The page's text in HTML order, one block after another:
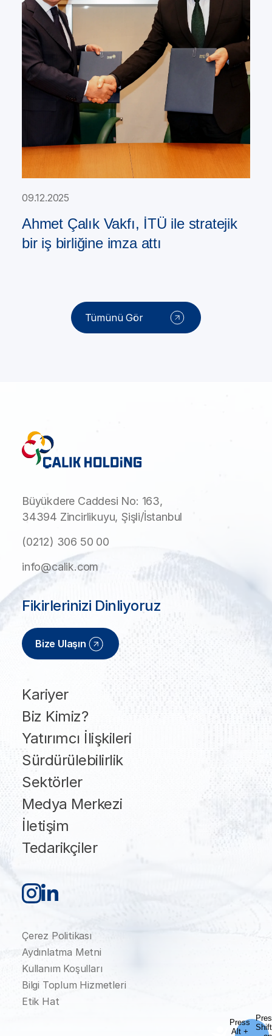
09.12.2025
Ahmet Çalık Vakfı, İTÜ ile stratejik
bir iş birliğine imza attı
Tümünü Gör
Büyükdere Caddesi No: 163,
34394 Zincirlikuyu, Şişli/İstanbul
(0212) 306 50 00
info@calik.com
Kariyer
Biz Kimiz?
Yatırımcı İlişkileri
Sürdürülebilirlik
Sektörler
Medya Merkezi
İletişim
Tedarikçiler
Fikirlerinizi Dinliyoruz
Bize Ulaşın
Çerez Politikası
Aydınlatma Metni
Kullanım Koşulları
Bilgi Toplum Hizmetleri
Etik Hat